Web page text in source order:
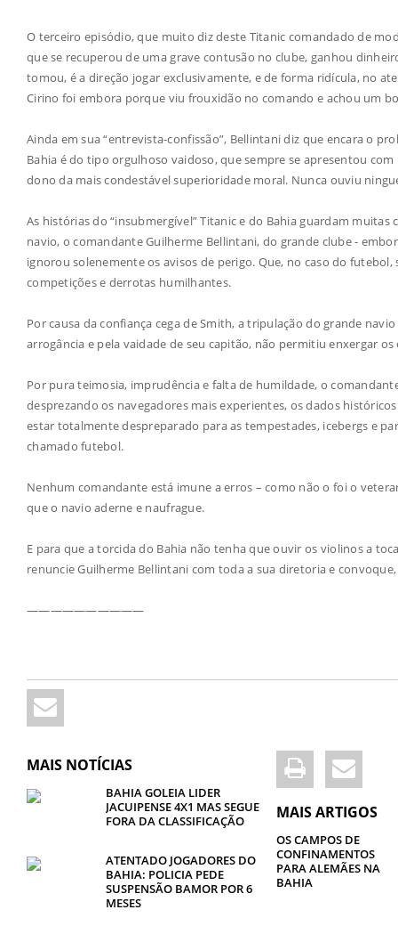
O terceiro episódio, que muito diz deste Titanic comandado de
que se recuperou de uma grave contusão no clube, ganhou
tomou, é a direção jogar exclusivamente, e de forma ridícula, no
Cirino foi embora porque viu frouxidão no comando e achou um
Ainda em sua “entrevista-confissão”, Bellintani diz que encara o
Bahia é do tipo orgulhoso vaidoso, que sempre se apresentou
dono da mais condestável superioridade moral. Nunca ouviu
As histórias do “insubmergível” Titanic e do Bahia guardam
navio, o comandante Guilherme Bellintani, do grande clube -
ignorou solenemente os avisos de perigo. Que, no caso do
competições e derrotas humilhantes.
Por causa da confiança cega de Smith, a tripulação do grande
arrogância e pela vaidade de seu capitão, não permitiu enxergar
Por pura teimosia, imprudência e falta de humildade, o
desprezando os navegadores mais experientes, os dados
estar totalmente despreparado para as tempestades, icebergs e
chamado futebol.
Nenhum comandante está imune a erros – como não o foi o
que o navio aderne e naufrague.
E para que a torcida do Bahia não tenha que ouvir os violinos a
renuncie Guilherme Bellintani com toda a sua diretoria e convoque,
——————————
MAIS NOTÍCIAS
BAHIA GOLEIA LIDER
JACUIPENSE 4X1 MAS SEGUE
FORA DA CLASSIFICAÇÃO
ATENTADO JOGADORES DO
BAHIA: POLICIA PEDE
SUSPENSÃO BAMOR POR 6
MESES
MAIS ARTIGOS
OS CAMPOS DE
CONFINAMENTOS
PARA ALEMÃES NA
BAHIA